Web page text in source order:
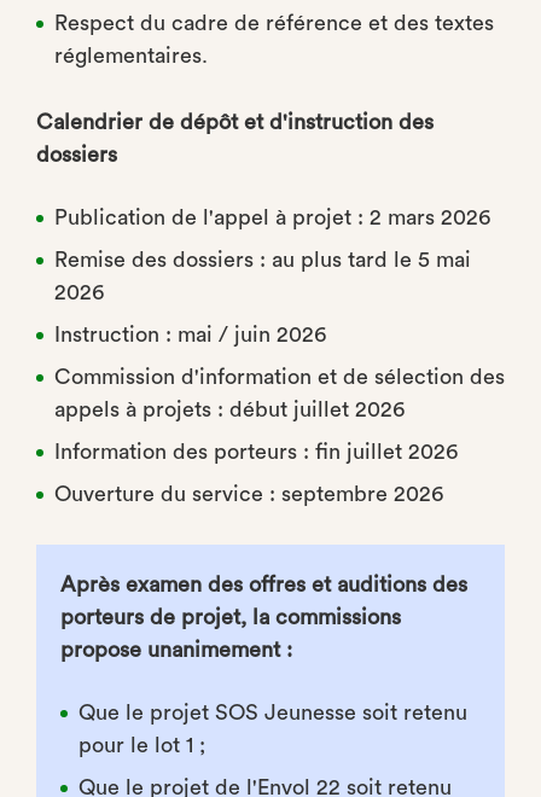
Respect du cadre de référence et des textes
réglementaires.
Calendrier de dépôt et d'instruction des
dossiers
Publication de l'appel à projet : 2 mars 2026
Remise des dossiers : au plus tard le 5 mai
2026
Instruction : mai / juin 2026
Commission d'information et de sélection des
appels à projets : début juillet 2026
Information des porteurs : fin juillet 2026
Ouverture du service : septembre 2026
Après examen des offres et auditions des
porteurs de projet, la commissions
propose unanimement :
Que le projet SOS Jeunesse soit retenu
pour le lot 1 ;
Que le projet de l'Envol 22 soit retenu